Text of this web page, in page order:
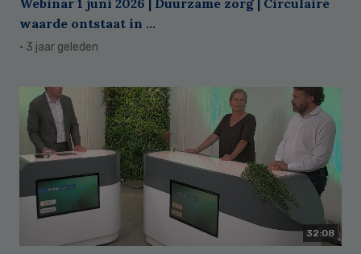
Webinar 1 juni 2026 | Duurzame zorg | Circulaire
waarde ontstaat in ...
· 3 jaar geleden
32:08